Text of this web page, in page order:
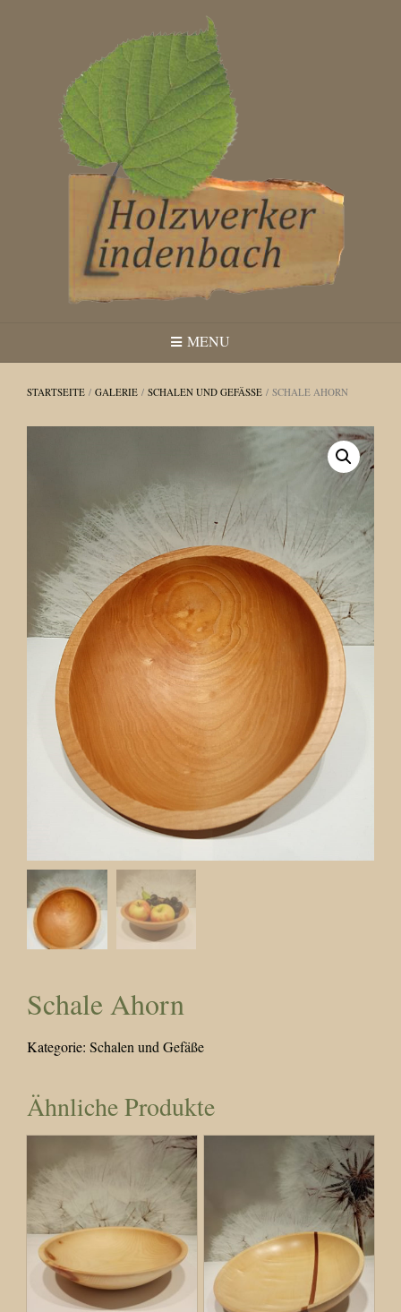
MENU
STARTSEITE / GALERIE / SCHALEN UND GEFÄSSE / SCHALE AHORN
Schale Ahorn
Kategorie: Schalen und Gefäße
Ähnliche Produkte